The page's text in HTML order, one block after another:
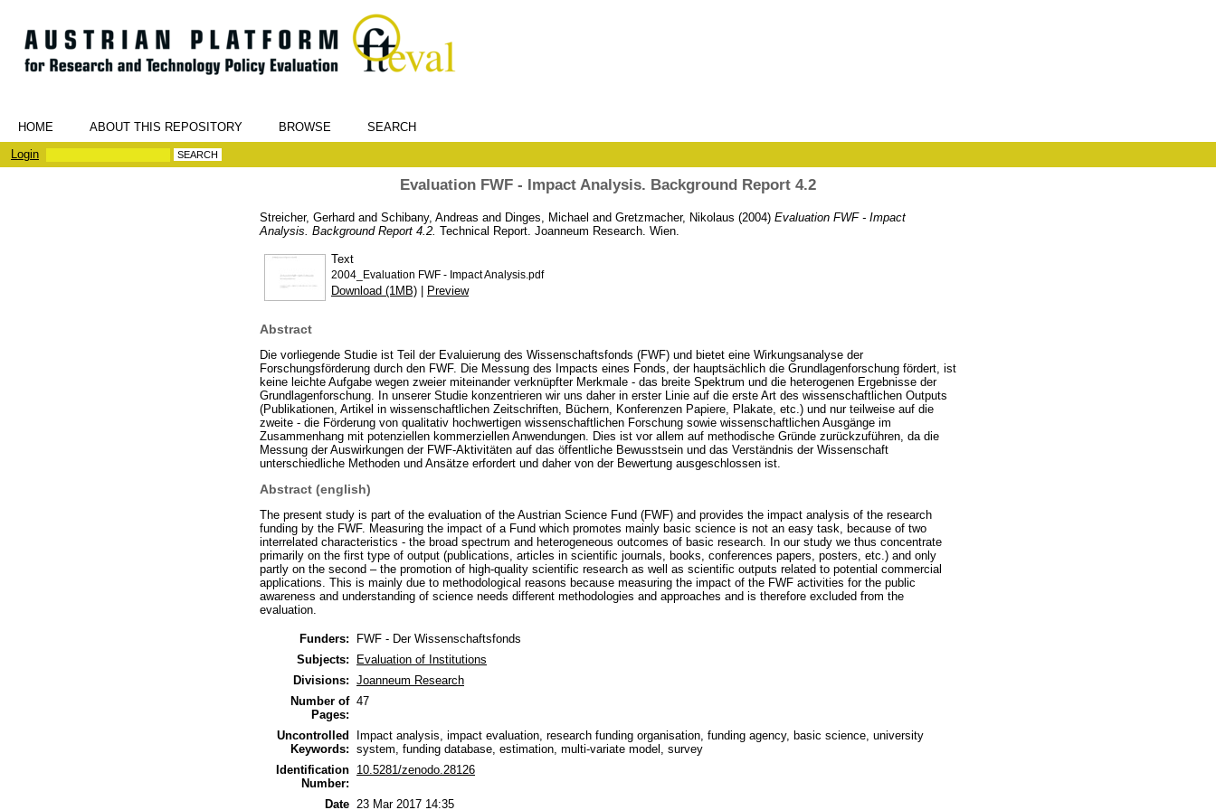
HOME ABOUT THIS REPOSITORY BROWSE
SEARCH
Login
Evaluation FWF - Impact Analysis. Background Report 4.2
Streicher, Gerhard and Schibany, Andreas and Dinges, Michael and Gretzmacher, Nikolaus (2004) Evaluation FWF - Impact
Analysis. Background Report 4.2. Technical Report. Joanneum Research. Wien.
Text
2004_Evaluation FWF - Impact Analysis.pdf
Download (1MB) | Preview
Abstract
Die vorliegende Studie ist Teil der Evaluierung des Wissenschaftsfonds (FWF) und bietet eine Wirkungsanalyse der
Forschungsförderung durch den FWF. Die Messung des Impacts eines Fonds, der hauptsächlich die Grundlagenforschung fördert, ist
keine leichte Aufgabe wegen zweier miteinander verknüpfter Merkmale - das breite Spektrum und die heterogenen Ergebnisse der
Grundlagenforschung. In unserer Studie konzentrieren wir uns daher in erster Linie auf die erste Art des wissenschaftlichen Outputs
(Publikationen, Artikel in wissenschaftlichen Zeitschriften, Büchern, Konferenzen Papiere, Plakate, etc.) und nur teilweise auf die
zweite - die Förderung von qualitativ hochwertigen wissenschaftlichen Forschung sowie wissenschaftlichen Ausgänge im
Zusammenhang mit potenziellen kommerziellen Anwendungen. Dies ist vor allem auf methodische Gründe zurückzuführen, da die
Messung der Auswirkungen der FWF-Aktivitäten auf das öffentliche Bewusstsein und das Verständnis der Wissenschaft
unterschiedliche Methoden und Ansätze erfordert und daher von der Bewertung ausgeschlossen ist.
Abstract (english)
The present study is part of the evaluation of the Austrian Science Fund (FWF) and provides the impact analysis of the research
funding by the FWF. Measuring the impact of a Fund which promotes mainly basic science is not an easy task, because of two
interrelated characteristics - the broad spectrum and heterogeneous outcomes of basic research. In our study we thus concentrate
primarily on the first type of output (publications, articles in scientific journals, books, conferences papers, posters, etc.) and only
partly on the second – the promotion of high-quality scientific research as well as scientific outputs related to potential commercial
applications. This is mainly due to methodological reasons because measuring the impact of the FWF activities for the public
awareness and understanding of science needs different methodologies and approaches and is therefore excluded from the
evaluation.
Funders:
FWF - Der Wissenschaftsfonds
Subjects:
Evaluation of Institutions
Divisions: Joanneum Research
Number of
Pages:
47
Uncontrolled
Keywords:
Impact analysis, impact evaluation, research funding organisation, funding agency, basic science, university
system, funding database, estimation, multi-variate model, survey
Identification
Number:
10.5281/zenodo.28126
Date 23 Mar 2017 14:35